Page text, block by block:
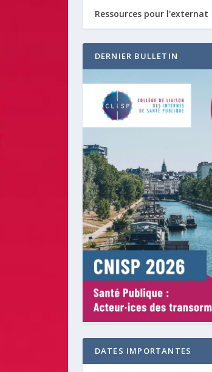
Ressources pour l'externat
DERNIER BULLETIN
DATES IMPORTANTES